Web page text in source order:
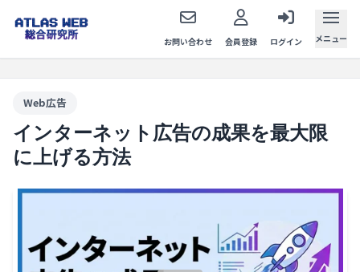
お問い合わせ 会員登録 ログイン メニュー
Web広告
インターネット広告の成果を最大限
に上げる方法